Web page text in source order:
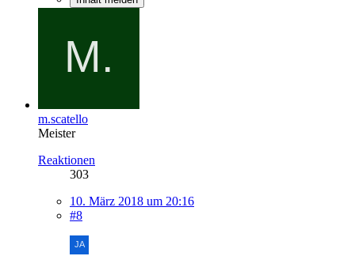
m.scatello
Meister
Reaktionen
303
10. März 2018 um 20:16
#8